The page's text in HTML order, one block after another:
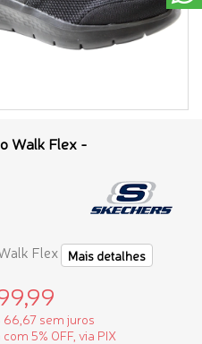
Walk Flex -
Flex Mais detalhes
66,67 sem juros
5% OFF, via PIX